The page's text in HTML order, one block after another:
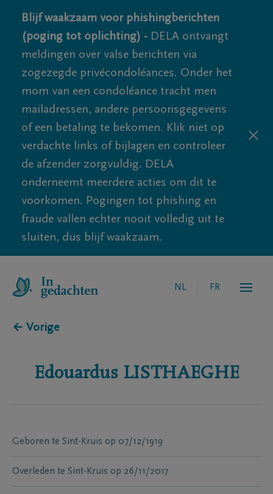
Blijf waakzaam voor phishingberichten
(poging tot oplichting) - DELA ontvangt
meldingen over valse berichten via
zogezegde privécondoléances. Onder het
mom van een condoléance tracht men
mailadressen, andere persoonsgegevens
of een betaling te bekomen. Klik niet op
verdachte links of bijlagen en controleer
de afzender zorgvuldig. DELA
onderneemt meerdere acties om dit te
voorkomen. Pogingen tot phishing en
fraude vallen echter nooit volledig uit te
sluiten, dus blijf waakzaam.
NL FR
← Vorige
Edouardus LISTHAEGHE
Geboren te Sint-Kruis op 07/12/1919
Overleden te Sint-Kruis op 26/11/2017